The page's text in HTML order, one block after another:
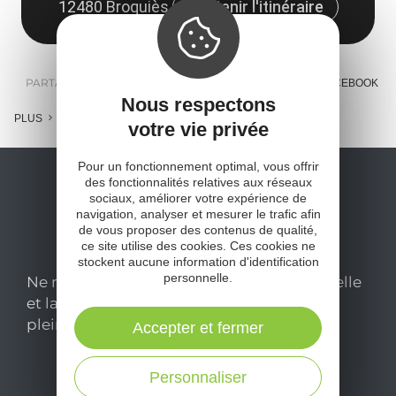
12480 Broquiès
Obtenir l'itinéraire
PARTAGER : FACEBOOK
PLUS
Ne manquez pas notre newsletter mensuelle
et laissez-vous inspirer pour profiter
pleinement de votre séjour en Aveyron.
Je m'abonne ici
Nous respectons
votre vie privée
Pour un fonctionnement optimal, vous offrir
des fonctionnalités relatives aux réseaux
sociaux, améliorer votre expérience de
navigation, analyser et mesurer le trafic afin
de vous proposer des contenus de qualité,
ce site utilise des cookies. Ces cookies ne
stockent aucune information d'identification
personnelle.
Personnaliser
Accepter et fermer